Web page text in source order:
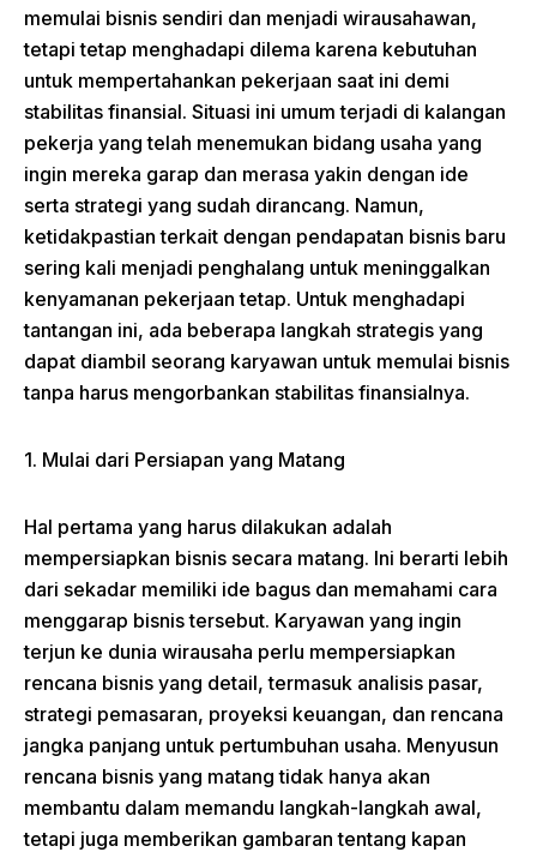
memulai bisnis sendiri dan menjadi wirausahawan,
tetapi tetap menghadapi dilema karena kebutuhan
untuk mempertahankan pekerjaan saat ini demi
stabilitas finansial. Situasi ini umum terjadi di kalangan
pekerja yang telah menemukan bidang usaha yang
ingin mereka garap dan merasa yakin dengan ide
serta strategi yang sudah dirancang. Namun,
ketidakpastian terkait dengan pendapatan bisnis baru
sering kali menjadi penghalang untuk meninggalkan
kenyamanan pekerjaan tetap. Untuk menghadapi
tantangan ini, ada beberapa langkah strategis yang
dapat diambil seorang karyawan untuk memulai bisnis
tanpa harus mengorbankan stabilitas finansialnya.
1. Mulai dari Persiapan yang Matang
Hal pertama yang harus dilakukan adalah
mempersiapkan bisnis secara matang. Ini berarti lebih
dari sekadar memiliki ide bagus dan memahami cara
menggarap bisnis tersebut. Karyawan yang ingin
terjun ke dunia wirausaha perlu mempersiapkan
rencana bisnis yang detail, termasuk analisis pasar,
strategi pemasaran, proyeksi keuangan, dan rencana
jangka panjang untuk pertumbuhan usaha. Menyusun
rencana bisnis yang matang tidak hanya akan
membantu dalam memandu langkah-langkah awal,
tetapi juga memberikan gambaran tentang kapan